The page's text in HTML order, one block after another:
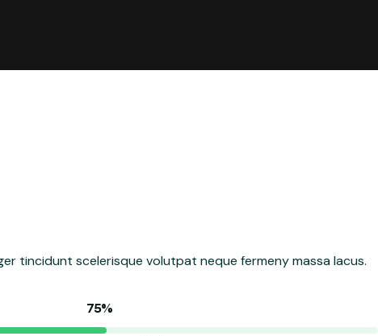
tincidunt scelerisque volutpat neque fermeny massa lacus.
75%